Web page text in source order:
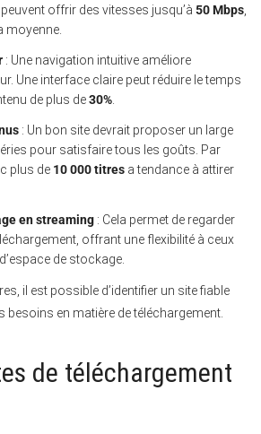
offrir des vitesses jusqu’à 50 Mbps
moyenne.
: Une navigation intuitive améliore
Une interface claire peut réduire le temps
de plus de30%
: Un bon site devrait proposer un large
pour satisfaire tous les goûts. Par
plus de 10 000 titres a tendance à attirer
en streaming : Cela permet de regarder
offrant une flexibilité à ceux
de stockage.
il est possible d’identifier un site fiable
en matière de téléchargement.
de téléchargement